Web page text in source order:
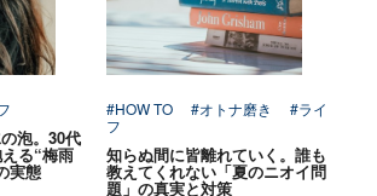
泡。30代
る“梅雨
実態
#HOW TO #オトナ磨き
#ライ
フ
知らぬ間に皆離れていく。誰も
教えてくれない「夏のニオイ問
題」の真実と対策